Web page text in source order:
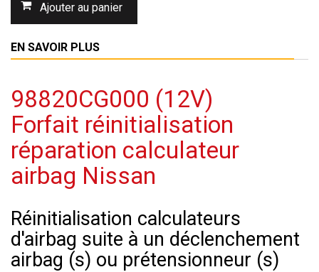
Ajouter au panier
EN SAVOIR PLUS
98820CG000 (12V)
Forfait réinitialisation
réparation calculateur
airbag Nissan
Réinitialisation calculateurs
d'airbag suite à un déclenchement
airbag (s) ou prétensionneur (s)